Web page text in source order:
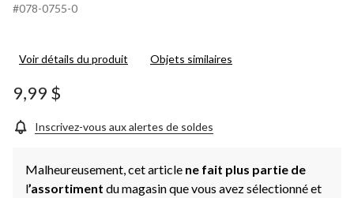
#078-0755-0
Voir détails du produit Objets similaires
9,99 $
Inscrivez-vous aux alertes de soldes
Malheureusement, cet article ne fait plus partie de
l’assortiment du magasin que vous avez sélectionné et